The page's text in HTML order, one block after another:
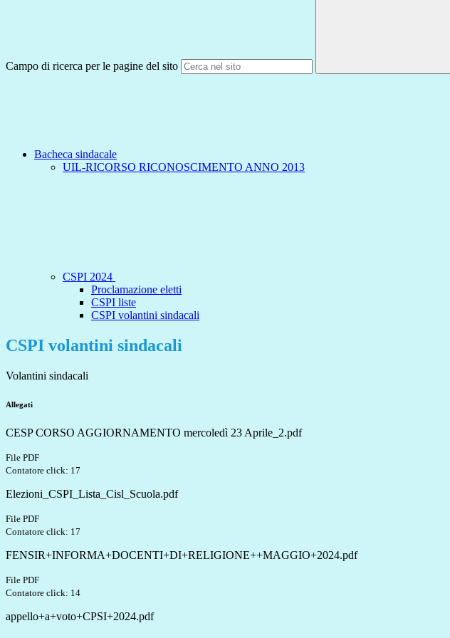
Campo di ricerca per le pagine del sito
Bacheca sindacale
UIL-RICORSO RICONOSCIMENTO ANNO 2013
CSPI 2024
Proclamazione eletti
CSPI liste
CSPI volantini sindacali
CSPI volantini sindacali
Volantini sindacali
Allegati
CESP CORSO AGGIORNAMENTO mercoledì 23 Aprile_2.pdf
File PDF
Contatore click: 17
Elezioni_CSPI_Lista_Cisl_Scuola.pdf
File PDF
Contatore click: 17
FENSIR+INFORMA+DOCENTI+DI+RELIGIONE++MAGGIO+2024.pdf
File PDF
Contatore click: 14
appello+a+voto+CPSI+2024.pdf